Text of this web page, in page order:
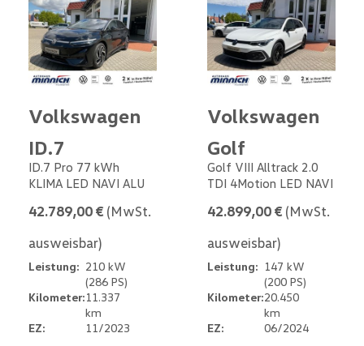
Volkswagen
ID.7
ID.7 Pro 77 kWh
KLIMA LED NAVI ALU
42.789,00 € (MwSt.
ausweisbar)
Leistung: 210 kW
(286 PS)
Kilometer:11.337
km
EZ:
11/2023
Volkswagen
Golf
Golf VIII Alltrack 2.0
TDI 4Motion LED NAVI
42.899,00 € (MwSt.
ausweisbar)
Leistung: 147 kW
(200 PS)
Kilometer:20.450
km
EZ:
06/2024